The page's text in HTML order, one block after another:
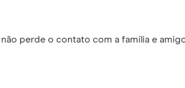
perde o contato com a família e